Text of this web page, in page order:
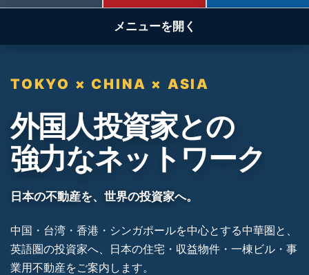
メニューを開く
TOKYO × CHINA × ASIA
外国人投資家との
強力なネットワーク
日本の不動産を、世界の投資家へ。
中国・台湾・香港・シンガポールを中心とする中華圏と、
英語圏の投資家へ、日本の住宅・収益物件・一棟ビル・事
業用不動産をご案内します。